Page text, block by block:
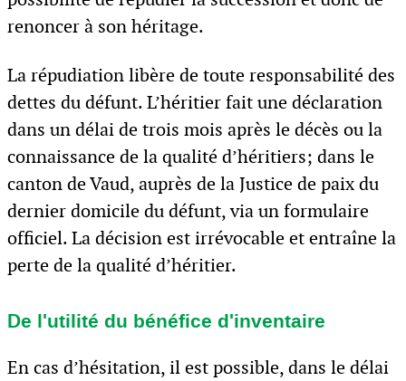
renoncer à son héritage.
La répudiation libère de toute responsabilité des
dettes du défunt. L’héritier fait une déclaration
dans un délai de trois mois après le décès ou la
connaissance de la qualité d’héritiers; dans le
canton de Vaud, auprès de la Justice de paix du
dernier domicile du défunt, via un formulaire
officiel. La décision est irrévocable et entraîne la
perte de la qualité d’héritier.
De l'utilité du bénéfice d'inventaire
En cas d’hésitation, il est possible, dans le délai